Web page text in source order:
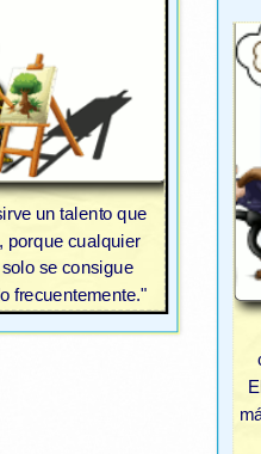
un talento que
porque cualquier
se consigue
frecuentemente."